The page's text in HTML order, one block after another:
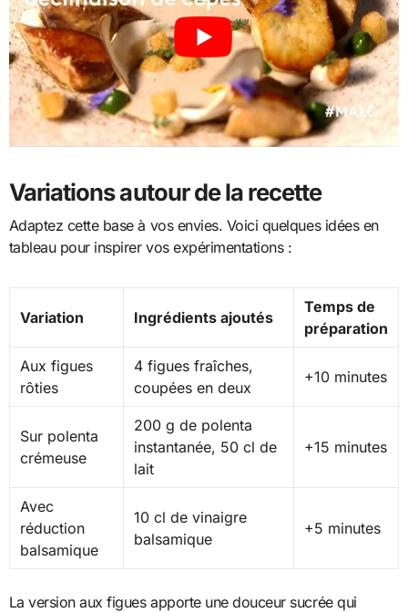
Variations autour de la recette
Adaptez cette base à vos envies. Voici quelques idées en
tableau pour inspirer vos expérimentations :
Variation Ingrédients ajoutés
Temps de
préparation
Aux figues
rôties
4 figues fraîches,
coupées en deux
+10 minutes
Sur polenta
crémeuse
200 g de polenta
instantanée, 50 cl de
lait
+15 minutes
Avec
réduction
balsamique
10 cl de vinaigre
balsamique
+5 minutes
La version aux figues apporte une douceur sucrée qui